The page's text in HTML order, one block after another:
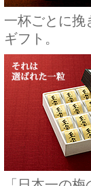
一杯ごとに挽
ギフト。